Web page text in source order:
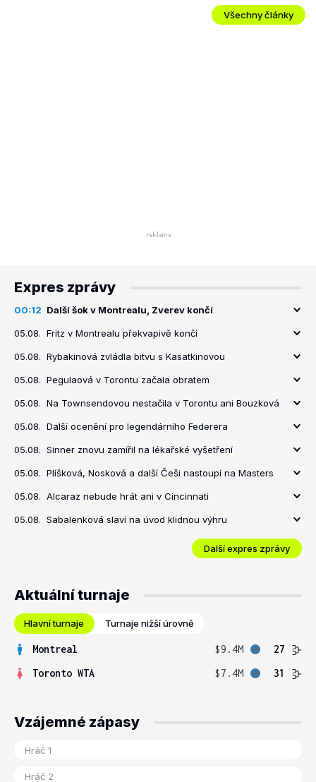
Všechny články
Expres zprávy
00:12 Další šok v Montrealu, Zverev končí
05.08. Fritz v Montrealu překvapivě končí
05.08. Rybakinová zvládla bitvu s Kasatkinovou
05.08. Pegulaová v Torontu začala obratem
05.08. Na Townsendovou nestačila v Torontu ani Bouzková
05.08. Další ocenění pro legendárního Federera
05.08. Sinner znovu zamířil na lékařské vyšetření
05.08. Plíšková, Nosková a další Češi nastoupí na Masters
05.08. Alcaraz nebude hrát ani v Cincinnati
05.08. Sabalenková slaví na úvod klidnou výhru
Další expres zprávy
Aktuální turnaje
Hlavní turnaje Turnaje nižší úrovně
Montreal $9.4M
27
Toronto WTA
$7.4M 31
Vzájemné zápasy